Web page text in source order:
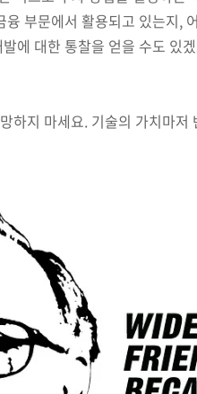
부문에서 활용되고 있는지,
에 대한 통찰을 얻을 수도 있
하지 마세요. 기술의 가치마